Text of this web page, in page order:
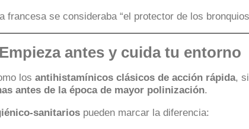
francesa se consideraba “el protector de los
antes y cuida tu entorno
los antihistamínicos clásicos de acción rápida,
antes de la época de mayor polinización.
sanitarios pueden marcar la diferencia: